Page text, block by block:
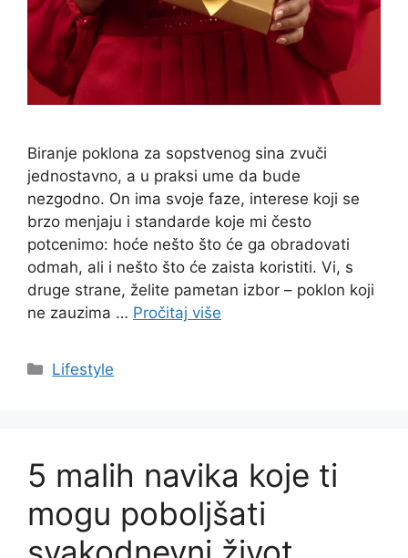
Biranje poklona za sopstvenog sina zvuči
jednostavno, a u praksi ume da bude
nezgodno. On ima svoje faze, interese koji se
brzo menjaju i standarde koje mi često
potcenimo: hoće nešto što će ga obradovati
odmah, ali i nešto što će zaista koristiti. Vi, s
druge strane, želite pametan izbor – poklon koji
ne zauzima … Pročitaj više
Categories
Lifestyle
5 malih navika koje ti
mogu poboljšati